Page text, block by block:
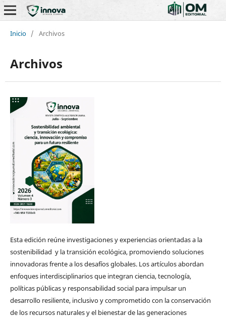
Inicio / Archivos
Archivos
Esta edición reúne investigaciones y experiencias orientadas a la
sostenibilidad y la transición ecológica, promoviendo soluciones
innovadoras frente a los desafíos globales. Los artículos abordan
enfoques interdisciplinarios que integran ciencia, tecnología,
políticas públicas y responsabilidad social para impulsar un
desarrollo resiliente, inclusivo y comprometido con la conservación
de los recursos naturales y el bienestar de las generaciones